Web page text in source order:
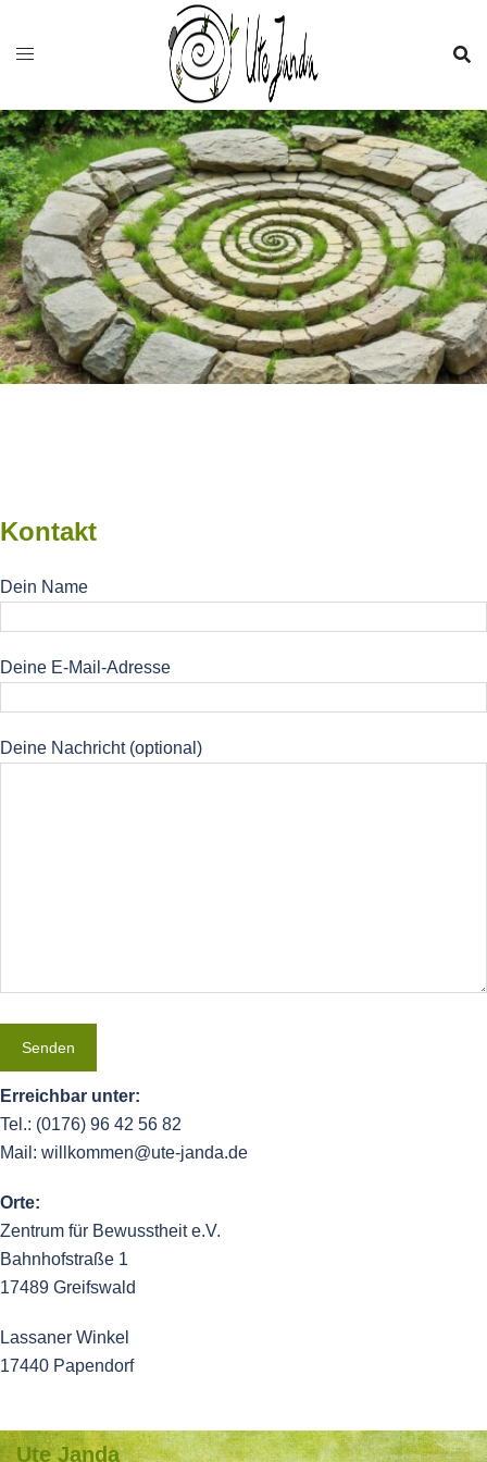
Kontakt
Dein Name
Deine E-Mail-Adresse
Deine Nachricht (optional)
Erreichbar unter:
Tel.: (0176) 96 42 56 82
Mail: willkommen@ute-janda.de
Orte:
Zentrum für Bewusstheit e.V.
Bahnhofstraße 1
17489 Greifswald
Lassaner Winkel
17440 Papendorf
Ute Janda